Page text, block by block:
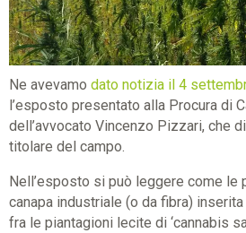
Ne avevamo dato notizia il 4
l’esposto presentato alla Procura di
dell’avvocato Vincenzo Pizzari, che
titolare del campo.
Nell’esposto si può leggere come le
canapa industriale (o da fibra)
fra le piantagioni lecite di ‘cannabis